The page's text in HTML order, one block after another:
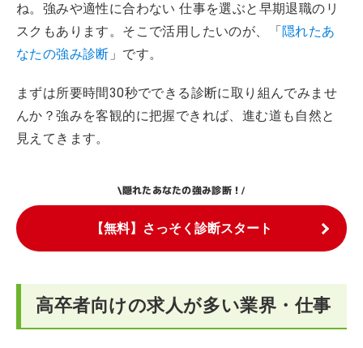
ね。強みや適性に合わない 仕事を選ぶと早期退職のリ
スクもあります。そこで活用したいのが、「 隠れたあ
なたの強み診断 」です。
まずは所要時間30秒でできる診断に取り組んでみませ
んか？強みを客観的に把握できれば、進む道も自然と
見えてきます。
\隠れたあなたの強み診断！/
【無料】さっそく診断スタート
高卒者向けの求人が多い業界・仕事